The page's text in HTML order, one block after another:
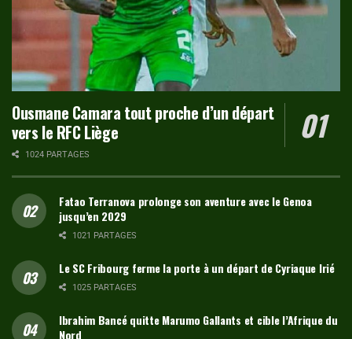
Ousmane Camara tout proche d’un départ
vers le RFC Liège
1024 PARTAGES
Fatao Terranova prolonge son aventure avec le Genoa
jusqu’en 2029
1021 PARTAGES
Le SC Fribourg ferme la porte à un départ de Cyriaque Irié
1025 PARTAGES
Ibrahim Bancé quitte Marumo Gallants et cible l’Afrique du
Nord